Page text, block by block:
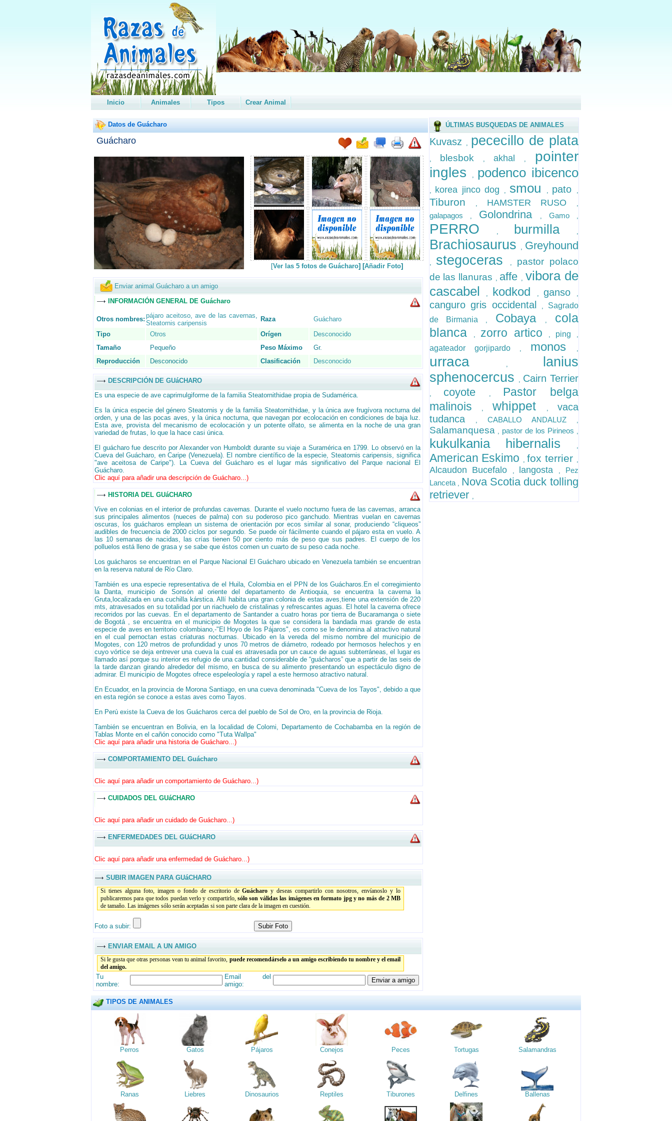
Inicio Animales Tipos Crear Animal
Datos de Guácharo
Guácharo
[Ver las 5 fotos de Guácharo] [Añadir Foto]
Enviar animal Guácharo a un amigo
INFORMACIÓN GENERAL DE Guácharo
Otros nombres: pájaro aceitoso,ave de las cavernas,
Steatornis caripensis
Raza
Guácharo
Tipo
Otros Orígen
Desconocido
Tamaño
Pequeño Peso Máximo
Gr.
Reproducción
Desconocido Clasificación Desconocido
DESCRIPCIÓN DE GUáCHARO
Es una especie de ave caprimulgiforme de la familia Steatornithidae propia de Sudamérica.
Es la única especie del género Steatornis y de la familia Steatornithidae, y la única ave frugívora nocturna del
orden, y una de las pocas aves, y la única nocturna, que navegan por ecolocación en condiciones de baja luz.
Esta ave, provista del mecanismo de ecolocación y un potente olfato, se alimenta en la noche de una gran
variedad de frutas, lo que la hace casi única.
El guácharo fue descrito por Alexander von Humboldt durante su viaje a Suramérica en 1799. Lo observó en la
Cueva del Guácharo, en Caripe (Venezuela). El nombre científico de la especie, Steatornis caripensis, significa
"ave aceitosa de Caripe"). La Cueva del Guácharo es el lugar más significativo del Parque nacional El
Guácharo.
Clic aquí para añadir una descripción de Guácharo...)
HISTORIA DEL GUáCHARO
Vive en colonias en el interior de profundas cavernas. Durante el vuelo nocturno fuera de las cavernas, arranca
sus principales alimentos (nueces de palma) con su poderoso pico ganchudo. Mientras vuelan en cavernas
oscuras, los guácharos emplean un sistema de orientación por ecos similar al sonar, produciendo “cliqueos”
audibles de frecuencia de 2000 ciclos por segundo. Se puede oír fácilmente cuando el pájaro esta en vuelo. A
las 10 semanas de nacidas, las crías tienen 50 por ciento más de peso que sus padres. El cuerpo de los
polluelos está lleno de grasa y se sabe que éstos comen un cuarto de su peso cada noche.
Los guácharos se encuentran en el Parque Nacional El Guácharo ubicado en Venezuela también se encuentran
en la reserva natural de Río Claro.
También es una especie representativa de el Huila, Colombia en el PPN de los Guácharos.En el corregimiento
la Danta, municipio de Sonsón al oriente del departamento de Antioquia, se encuentra la caverna la
Gruta,localizada en una cuchilla kárstica. Allí habita una gran colonia de estas aves,tiene una extensión de 220
mts, atravesados en su totalidad por un riachuelo de cristalinas y refrescantes aguas. El hotel la caverna ofrece
recorridos por las cuevas. En el departamento de Santander a cuatro horas por tierra de Bucaramanga o siete
de Bogotá , se encuentra en el municipio de Mogotes la que se considera la bandada mas grande de esta
especie de aves en territorio colombiano,-"El Hoyo de los Pájaros", es como se le denomina al atractivo natural
en el cual pernoctan estas criaturas nocturnas. Ubicado en la vereda del mismo nombre del municipio de
Mogotes, con 120 metros de profundidad y unos 70 metros de diámetro, rodeado por hermosos helechos y en
cuyo vórtice se deja entrever una cueva la cual es atravesada por un cauce de aguas subterráneas, el lugar es
llamado así porque su interior es refugio de una cantidad considerable de “guácharos” que a partir de las seis de
la tarde danzan girando alrededor del mismo, en busca de su alimento presentando un espectáculo digno de
admirar. El municipio de Mogotes ofrece espeleología y rapel a este hermoso atractivo natural.
En Ecuador, en la provincia de Morona Santiago, en una cueva denominada "Cueva de los Tayos", debido a que
en esta región se conoce a estas aves como Tayos.
En Perú existe la Cueva de los Guácharos cerca del pueblo de Sol de Oro, en la provincia de Rioja.
También se encuentran en Bolivia, en la localidad de Colomi, Departamento de Cochabamba en la región de
Tablas Monte en el cañón conocido como "Tuta Wallpa"
Clic aquí para añadir una historia de Guácharo...)
COMPORTAMIENTO DEL Guácharo
Clic aquí para añadir un comportamiento de Guácharo...)
CUIDADOS DEL GUáCHARO
Clic aquí para añadir un cuidado de Guácharo...)
ENFERMEDADES DEL GUáCHARO
Clic aquí para añadir una enfermedad de Guácharo...)
SUBIR IMAGEN PARA GUáCHARO
Si tienes alguna foto, imagen o fondo de escritorio deGuácharo y deseas compartirlo con nosotros, envíanoslo y lo
publicaremos para que todos puedan verlo y compartirlo,sólo son válidas las imágenes en formato jpg y no más de 2 MB
de tamaño. Las imágenes sólo serán aceptadas si son parte clara de la imagen en cuestión.
Foto a subir:
ENVIAR EMAIL A UN AMIGO
Si le gusta que otras personas vean tu animal favorito, puede recomendárselo a un amigo escribiendo tu nombre y el email
del amigo.
Tu
nombre:
Email del
amigo:
ÚLTIMAS BUSQUEDAS DE ANIMALES
Kuvasz , pececillo de plata
, blesbok ,akhal , pointer
ingles
, podenco ibicenco
, korea jinco dog , smou , pato ,
Tiburon , HAMSTER RUSO ,
galapagos , Golondrina , Gamo ,
PERRO , burmilla ,
Brachiosaurus , Greyhound
, stegoceras , pastor polaco
de las llanuras , affe , vibora de
cascabel
, kodkod ,ganso ,
canguro gris occidental , Sagrado
de Birmania
, Cobaya , cola
blanca
, zorro artico , ping ,
agateador gorjipardo , monos ,
urraca ,
lanius
sphenocercus
, Cairn Terrier
, coyote , Pastor belga
malinois
, whippet , vaca
tudanca
, CABALLO ANDALUZ ,
Salamanquesa , pastor de los Pirineos ,
kukulkania hibernalis ,
American Eskimo ,fox terrier ,
Alcaudon Bucefalo , langosta , Pez
Lanceta , Nova Scotia duck tolling
retriever ,
TIPOS DE ANIMALES
Perros Gatos Pájaros Conejos Peces Tortugas Salamandras
Ranas Liebres Dinosaurios Reptiles Tiburones Delfines Ballenas